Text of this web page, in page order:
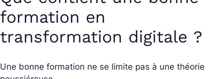
formation en
transformation digitale ?
Une bonne formation ne se limite pas à une théorie